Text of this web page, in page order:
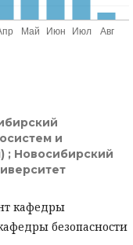
и
; Новосибирский
кафедры
безопасности